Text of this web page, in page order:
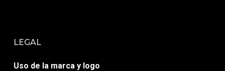
LEGAL
Uso de la marca y logo